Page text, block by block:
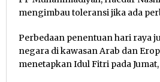
mengimbau toleransi jika ada
Perbedaan penentuan hari raya
negara di kawasan Arab dan
menetapkan Idul Fitri pada